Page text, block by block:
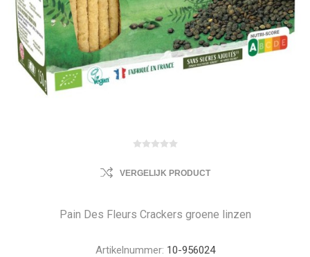
VERGELIJK PRODUCT
Pain Des Fleurs Crackers groene linzen
Artikelnummer: 10-956024